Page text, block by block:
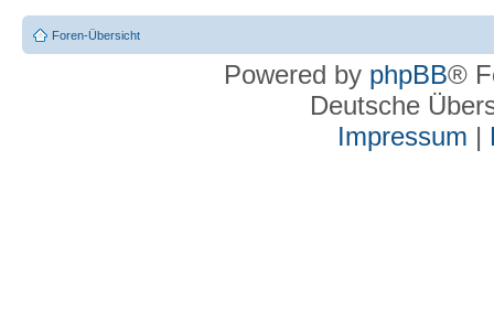
Foren-Übersicht
Powered by phpBB®
Deutsche
Impressum |